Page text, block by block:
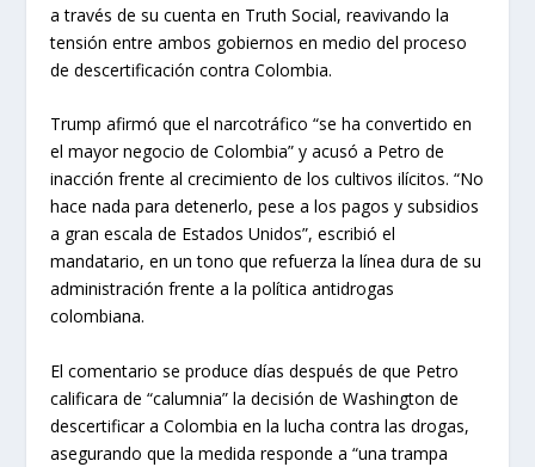
a través de su cuenta en Truth Social, reavivando la
tensión entre ambos gobiernos en medio del proceso
de descertificación contra Colombia.
Trump afirmó que el narcotráfico “se ha convertido en
el mayor negocio de Colombia” y acusó a Petro de
inacción frente al crecimiento de los cultivos ilícitos. “No
hace nada para detenerlo, pese a los pagos y subsidios
a gran escala de Estados Unidos”, escribió el
mandatario, en un tono que refuerza la línea dura de su
administración frente a la política antidrogas
colombiana.
El comentario se produce días después de que Petro
calificara de “calumnia” la decisión de Washington de
descertificar a Colombia en la lucha contra las drogas,
asegurando que la medida responde a “una trampa